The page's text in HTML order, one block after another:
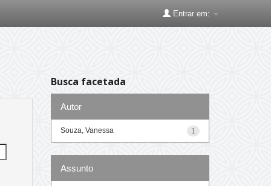
Entrar em:
Busca facetada
Autor
1
Souza, Vanessa
Assunto